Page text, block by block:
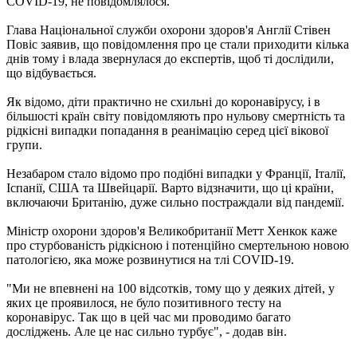
Глава Національної служби охорони здоров'я Англії Стівен
Повіс заявив, що повідомлення про це стали приходити кілька
днів тому і влада звернулася до експертів, щоб ті дослідили,
що відбувається.
Як відомо, діти практично не схильні до коронавірусу, і в
більшості країн світу повідомляють про нульову смертність та
рідкісні випадки попадання в реанімацію серед цієї вікової
групи.
Незабаром стало відомо про подібні випадки у Франції, Італії,
Іспанії, США та Швейцарії. Варто відзначити, що ці країни,
включаючи Британію, дуже сильно постраждали від пандемії.
Міністр охорони здоров'я Великобританії Метт Хенкок каже
про стурбованість рідкісною і потенційно смертельною новою
патологією, яка може розвинутися на тлі COVID-19.
"Ми не впевнені на 100 відсотків, тому що у деяких дітей, у
яких це проявилося, не було позитивного тесту на
коронавірус. Так що в цей час ми проводимо багато
досліджень. Але це нас сильно турбує", - додав він.